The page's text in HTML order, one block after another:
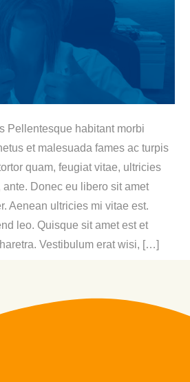
Pellentesque habitant morbi
et malesuada fames ac turpis
quam, feugiat vitae, ultricies
ante. Donec eu libero sit amet
Aenean ultricies mi vitae est.
leo. Quisque sit amet est et
Vestibulum erat wisi, […]